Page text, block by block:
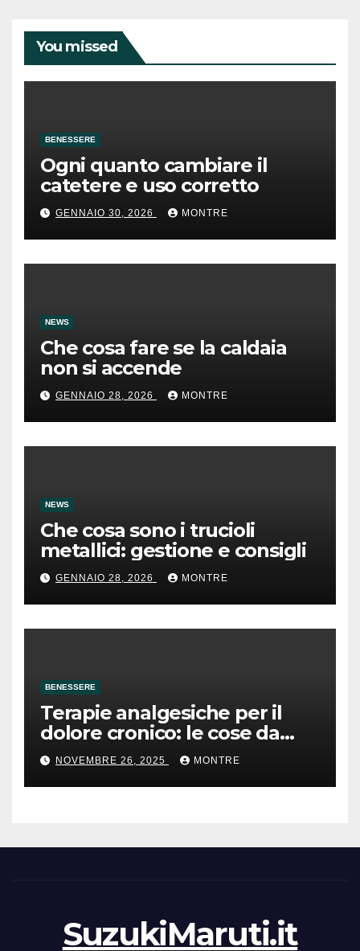
You missed
BENESSERE
Ogni quanto cambiare il
catetere e uso corretto
GENNAIO 30, 2026 MONTRE
NEWS
Che cosa fare se la caldaia
non si accende
GENNAIO 28, 2026 MONTRE
NEWS
Che cosa sono i trucioli
metallici: gestione e consigli
GENNAIO 28, 2026 MONTRE
BENESSERE
Terapie analgesiche per il
dolore cronico: le cose da
sapere
NOVEMBRE 26, 2025 MONTRE
SuzukiMaruti.it